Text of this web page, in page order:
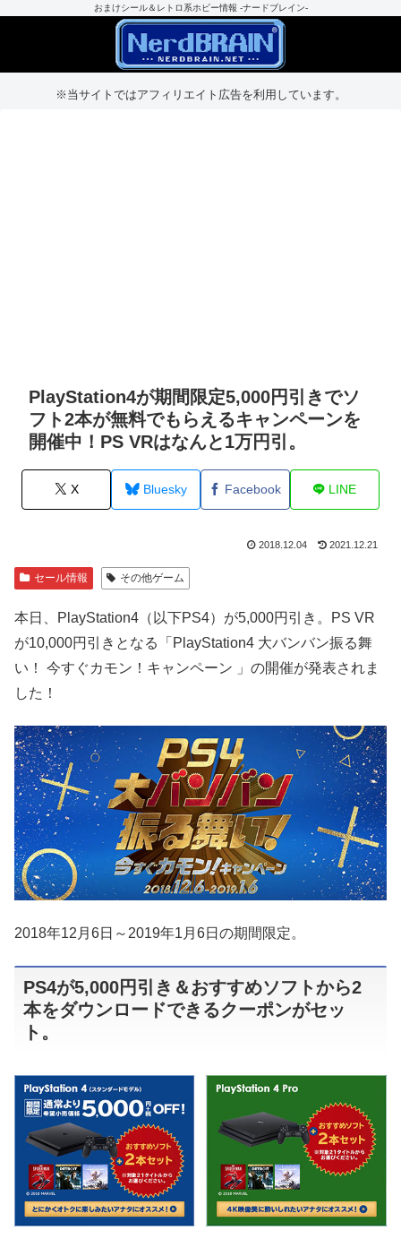
おまけシール＆レトロ系ホビー情報 -ナードブレイン-
※当サイトではアフィリエイト広告を利用しています。
PlayStation4が期間限定5,000円引きでソ
フト2本が無料でもらえるキャンペーンを
開催中！PS VRはなんと1万円引。
X Bluesky Facebook LINE
2018.12.04 2021.12.21
セール情報 その他ゲーム
本日、PlayStation4（以下PS4）が5,000円引き。PS VR
が10,000円引きとなる「PlayStation4 大バンバン振る舞
い！ 今すぐカモン！キャンペーン 」の開催が発表されま
した！
2018年12月6日～2019年1月6日の期間限定。
PS4が5,000円引き＆おすすめソフトから2
本をダウンロードできるクーポンがセッ
ト。